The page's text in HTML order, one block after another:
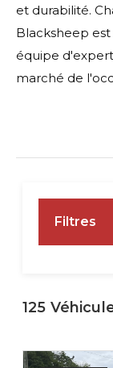
et durabilité.
Blacksheep
équipe
marché de
Filtres
125